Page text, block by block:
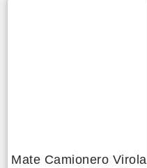
Mate Camionero Virola